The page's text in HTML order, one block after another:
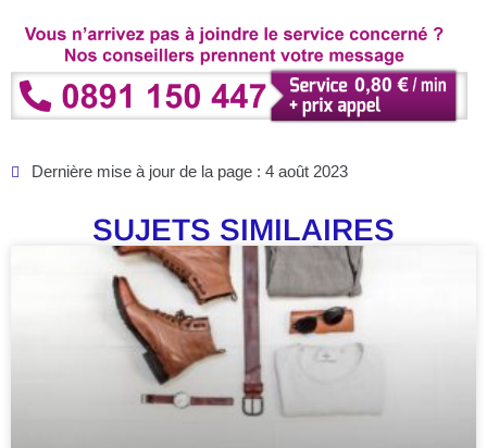
Dernière mise à jour de la page : 4 août 2023
SUJETS SIMILAIRES